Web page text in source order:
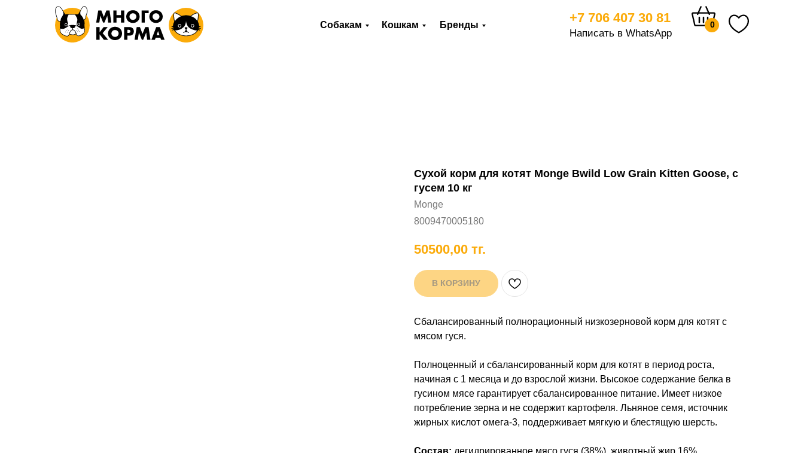
0
Собакам Кошкам Бренды +7 706 407 30 81
Написать в WhatsApp
Сухой корм для котят Monge Bwild Low Grain Kitten Goose, с
гусем 10 кг
Monge
8009470005180
50500,00 тг.
В КОРЗИНУ
Сбалансированный полнорационный низкозерновой корм для котят с
мясом гуся.
Полноценный и сбалансированный корм для котят в период роста,
начиная с 1 месяца и до взрослой жизни. Высокое содержание белка в
гусином мясе гарантирует сбалансированное питание. Имеет низкое
потребление зерна и не содержит картофеля. Льняное семя, источник
жирных кислот омега-3, поддерживает мягкую и блестящую шерсть.
Состав: дегидрированное мясо гуся (38%), животный жир 16%